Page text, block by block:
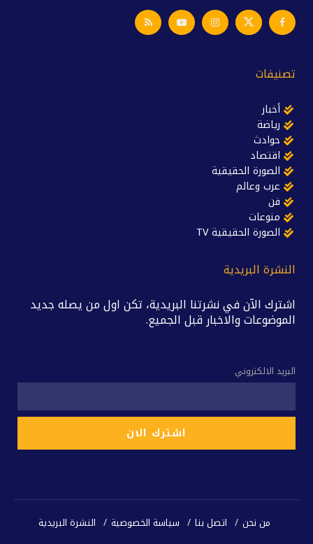
تصنيفات
أخبار
رياضة
حوادث
اقتصاد
الصورة الحقيقية
عرب وعالم
فن
منوعات
الصورة الحقيقية TV
النشرة البريدية
اشترك الآن في نشرتنا البريدية، تكن اول من يصله جديد
الموضوعات والاخبار قبل الجميع.
البريد الالكتروني
من نحن اتصل بنا سياسة الخصوصية النشرة البريدية